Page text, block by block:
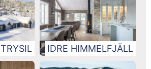
TRYSIL IDRE HIMMELFJÄLL